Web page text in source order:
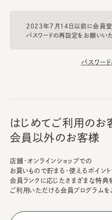
2023年7月14日以前に会員登
パスワードの再設定をお願いいた
パスワー
はじめてご利用のお
会員以外のお客様
店舗・オンラインショップでの
お買いもので貯まる・使えるポイント
会員ランクに応じたさまざまな特典
ご利用いただける会員プログラムを